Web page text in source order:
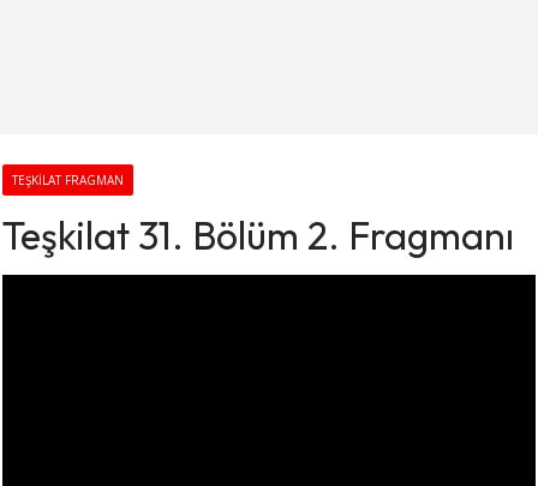
TEŞKILAT FRAGMAN
Teşkilat 31. Bölüm 2. Fragmanı